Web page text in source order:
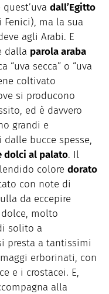
dall’Egitto
Fenici), ma la sua
agli Arabi. E
dalla parola araba
“uva secca” o “uva
coltivato
si producono
ed è davvero
grandi e
bucce spesse,
dolci al palato. Il
colore dorato
con note di
da eccepire
molto
solito a
presta a tantissimi
erborinati, con
e i crostacei. E,
alla